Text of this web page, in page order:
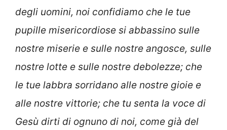
degli uomini, noi confidiamo che le tue
pupille misericordiose si abbassino sulle
nostre miserie e sulle nostre angosce, sulle
nostre lotte e sulle nostre debolezze; che
le tue labbra sorridano alle nostre gioie e
alle nostre vittorie; che tu senta la voce di
Gesù dirti di ognuno di noi, come già del